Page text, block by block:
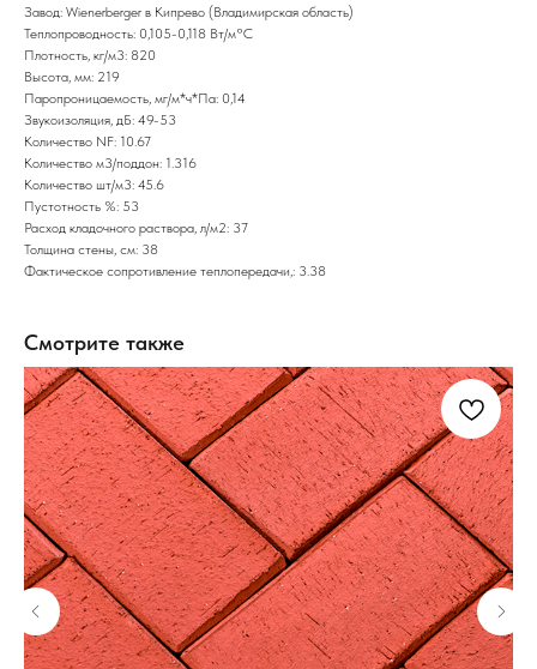
Завод: Wienerberger в Кипрево (Владимирская область)
Теплопроводность: 0,105-0,118 Вт/м°С
Плотность, кг/м3: 820
Высота, мм: 219
Паропроницаемость, мг/м*ч*Па: 0,14
Звукоизоляция, дБ: 49-53
Количество NF: 10.67
Количество м3/поддон: 1.316
Количество шт/м3: 45.6
Пустотность %: 53
Расход кладочного раствора, л/м2: 37
Толщина стены, см: 38
Фактическое сопротивление теплопередачи,: 3.38
Смотрите также